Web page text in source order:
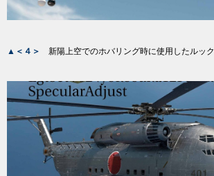
▲＜４＞ 新陽上空でのホバリング時に使用したルック